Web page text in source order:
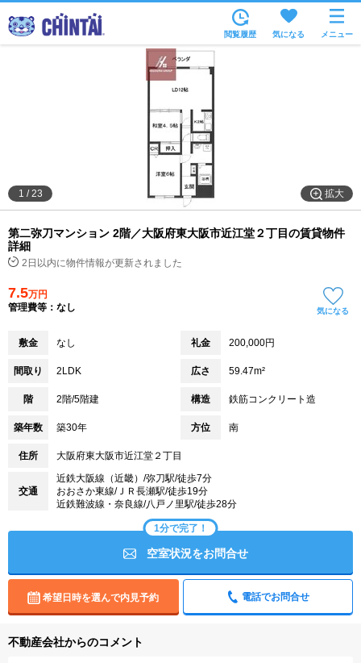
沿線・駅から
住所から
家賃相場から
通勤通学時間から
物件特集から
不動産会社から
TOP
閲覧履歴 気になる メニュー
拡大
1 /23
第二弥刀マンション 2階／大阪府東大阪市近江堂２丁目の賃貸物件
詳細
2日以内に物件情報が更新されました
7.5万円
管理費等：なし
気になる
敷金 なし 礼金 200,000円
間取り 2LDK 広さ 59.47m²
階 2階/5階建 構造 鉄筋コンクリート造
築年数 築30年 方位 南
住所 大阪府東大阪市近江堂２丁目
交通
近鉄大阪線（近畿）/弥刀駅/徒歩7分
おおさか東線/ＪＲ長瀬駅/徒歩19分
近鉄難波線・奈良線/八戸ノ里駅/徒歩28分
1分で完了！
空室状況をお問合せ
希望日時を選んで内見予約 電話でお問合せ
不動産会社からのコメント